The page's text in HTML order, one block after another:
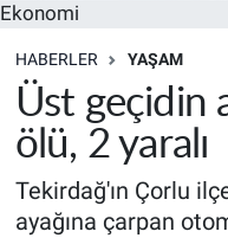
Ekonomi
HABERLER YAŞAM
Üst geçidin
ölü, 2 yaralı
​​​​​​​Tekirdağ'ın Çorlu
ayağına çarpan